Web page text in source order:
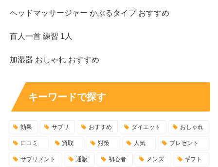
ヘッドマッサージャー かぶるタイプ おすすめ
百人一首 練習 1人
加湿器 おしゃれ おすすめ
キーワードで探す
効果 サプリ おすすめ ダイエット おしゃれ
口コミ 買取 対策 人気 プレゼント
サプリメント 通販 初心者 メンズ ギフト